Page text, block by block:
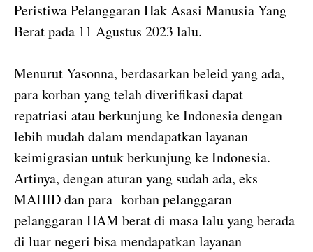
Peristiwa Pelanggaran Hak Asasi Manusia Yang
Berat pada 11 Agustus 2023 lalu.
Menurut Yasonna, berdasarkan beleid yang ada,
para korban yang telah diverifikasi dapat
repatriasi atau berkunjung ke Indonesia dengan
lebih mudah dalam mendapatkan layanan
keimigrasian untuk berkunjung ke Indonesia.
Artinya, dengan aturan yang sudah ada, eks
MAHID dan para korban pelanggaran
pelanggaran HAM berat di masa lalu yang berada
di luar negeri bisa mendapatkan layanan